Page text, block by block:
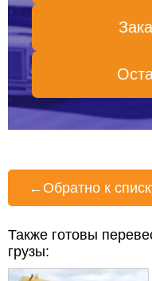
← Обратно к
Также готовы
грузы: